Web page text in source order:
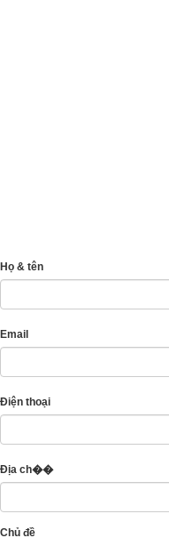
Họ & tên
Email
Điện thoại
Địa ch��
Chủ đề